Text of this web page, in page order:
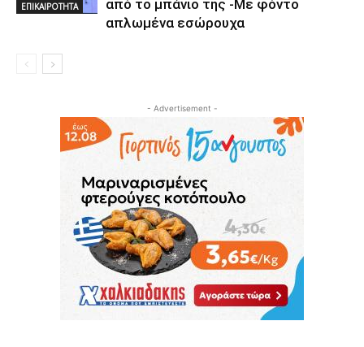
ΕΠΙΚΑΙΡΟΤΗΤΑ
από το μπάνιο της -Με φόντο
απλωμένα εσώρουχα
- Advertisement -